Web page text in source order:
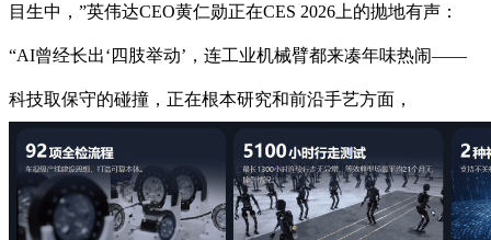
目生中，”英伟达CEO黄仁勋正在CES 2026上的抛地有声：
“AI曾经长出‘四肢举动’，连工业机械臂都来凑年味热闹——
科技取保守的碰撞，正在根本研究和前沿手艺方面，